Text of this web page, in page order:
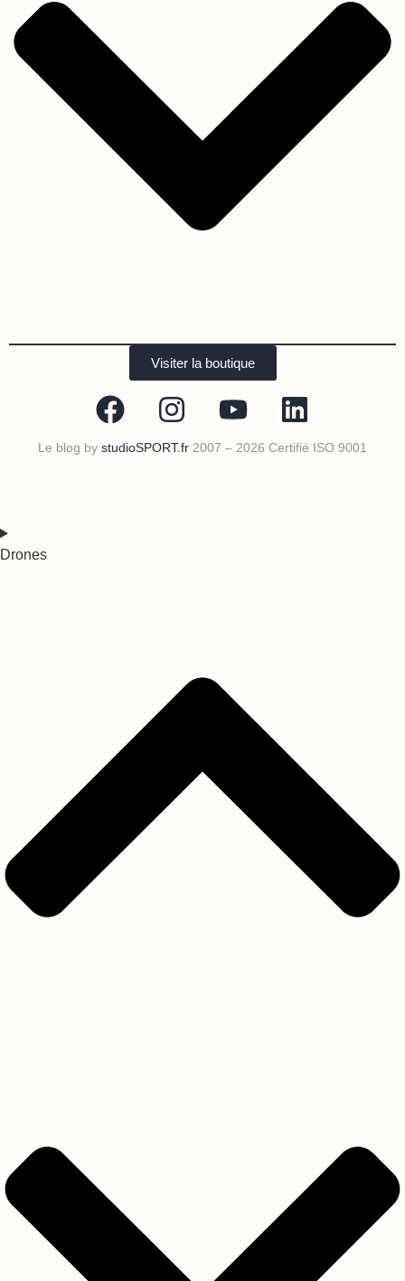
Visiter la boutique
Le blog by studioSPORT.fr 2007 – 2026 Certifié ISO 9001
Drones